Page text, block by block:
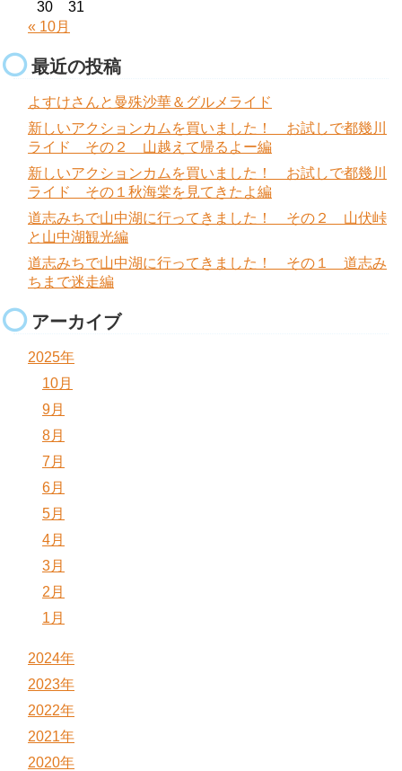
30
31
« 10月
最近の投稿
よすけさんと曼殊沙華＆グルメライド
新しいアクションカムを買いました！ お試しで都幾川
ライド その２ 山越えて帰るよー編
新しいアクションカムを買いました！ お試しで都幾川
ライド その１秋海棠を見てきたよ編
道志みちで山中湖に行ってきました！ その２ 山伏峠
と山中湖観光編
道志みちで山中湖に行ってきました！ その１ 道志み
ちまで迷走編
アーカイブ
2025年
10月
9月
8月
7月
6月
5月
4月
3月
2月
1月
2024年
2023年
2022年
2021年
2020年